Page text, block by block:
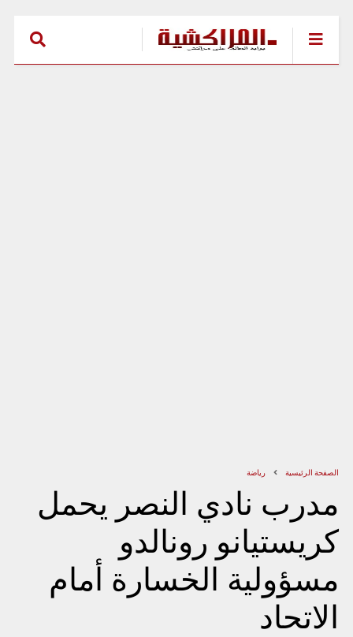
الصفحة الرئيسية رياضة
مدرب نادي النصر يحمل
كريستيانو رونالدو
مسؤولية الخسارة أمام
الاتحاد